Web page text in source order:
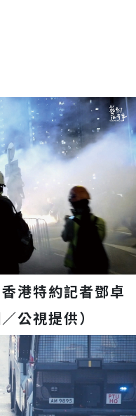
港特約記者鄧卓
公視提供）